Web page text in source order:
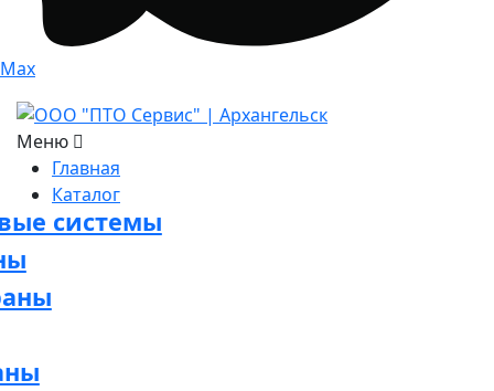
Max
Меню
Главная
Каталог
системы